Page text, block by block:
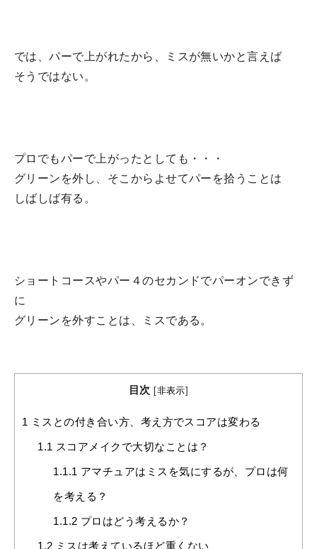
では、パーで上がれたから、ミスが無いかと言えば
そうではない。
プロでもパーで上がったとしても・・・
グリーンを外し、そこからよせてパーを拾うことは
しばしば有る。
ショートコースやパー４のセカンドでパーオンできず
に
グリーンを外すことは、ミスである。
目次 [非表示]
1 ミスとの付き合い方、考え方でスコアは変わる
1.1 スコアメイクで大切なことは？
1.1.1 アマチュアはミスを気にするが、プロは何
を考える？
1.1.2 プロはどう考えるか？
1.2 ミスは考えているほど重くない